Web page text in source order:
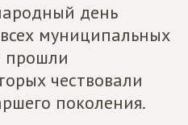
день
муниципальных
прошли
чествовали
поколения.